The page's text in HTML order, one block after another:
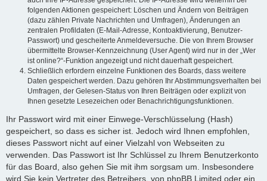
folgenden Aktionen gespeichert: Löschen und Ändern von Beiträgen
(dazu zählen Private Nachrichten und Umfragen), Änderungen an
zentralen Profildaten (E-Mail-Adresse, Kontoaktivierung, Benutzer-
Passwort) und gescheiterte Anmeldeversuche. Die von Ihrem Browser
übermittelte Browser-Kennzeichnung (User Agent) wird nur in der „Wer
ist online?“-Funktion angezeigt und nicht dauerhaft gespeichert.
Schließlich erfordern einzelne Funktionen des Boards, dass weitere
Daten gespeichert werden. Dazu gehören Ihr Abstimmungsverhalten bei
Umfragen, der Gelesen-Status von Ihren Beiträgen oder explizit von
Ihnen gesetzte Lesezeichen oder Benachrichtigungsfunktionen.
Ihr Passwort wird mit einer Einwege-Verschlüsselung (Hash)
gespeichert, so dass es sicher ist. Jedoch wird Ihnen empfohlen,
dieses Passwort nicht auf einer Vielzahl von Webseiten zu
verwenden. Das Passwort ist Ihr Schlüssel zu Ihrem Benutzerkonto
für das Board, also gehen Sie mit ihm sorgsam um. Insbesondere
wird Sie kein Vertreter des Betreibers, von phpBB Limited oder ein